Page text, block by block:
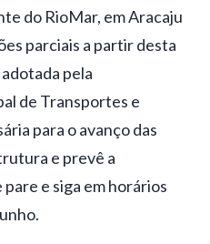
do RioMar, em Aracaju
parciais a partir desta
pela
de Transportes e
para o avanço das
e prevê a
e siga em horários